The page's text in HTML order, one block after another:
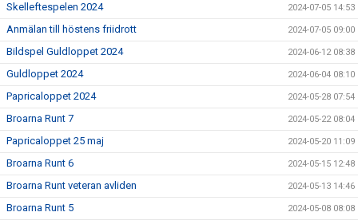
Skelleftespelen 2024 2024-07-05 14:53
Anmälan till höstens friidrott 2024-07-05 09:00
Bildspel Guldloppet 2024 2024-06-12 08:38
Guldloppet 2024 2024-06-04 08:10
Papricaloppet 2024 2024-05-28 07:54
Broarna Runt 7 2024-05-22 08:04
Papricaloppet 25 maj 2024-05-20 11:09
Broarna Runt 6 2024-05-15 12:48
Broarna Runt veteran avliden 2024-05-13 14:46
Broarna Runt 5 2024-05-08 08:08